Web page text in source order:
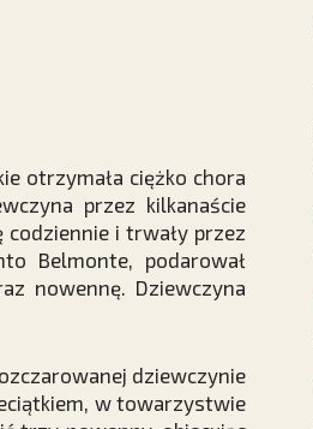
otrzymała ciężko chora
przez kilkanaście
i trwały przez
Belmonte, podarował
nowennę. Dziewczyna
dziewczynie
w towarzystwie